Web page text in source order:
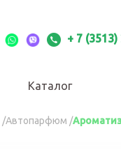
+ 7
Каталог
/Автопарфюм /